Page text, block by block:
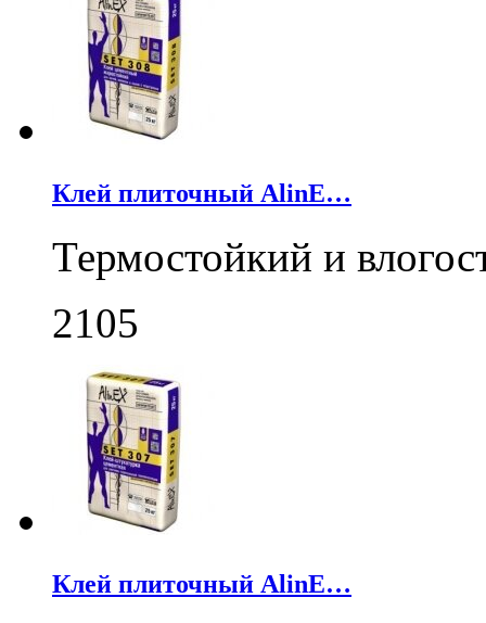
Клей плиточный AlinE…
Термостойкий и
2105
Клей плиточный AlinE…